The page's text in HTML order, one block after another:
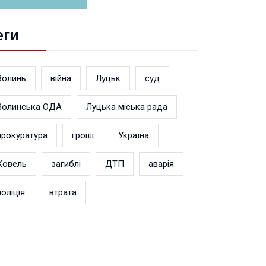
війна Луцьк суд
ОДА Луцька міська рада
гроші Україна
загиблі ДТП аварія
втрата